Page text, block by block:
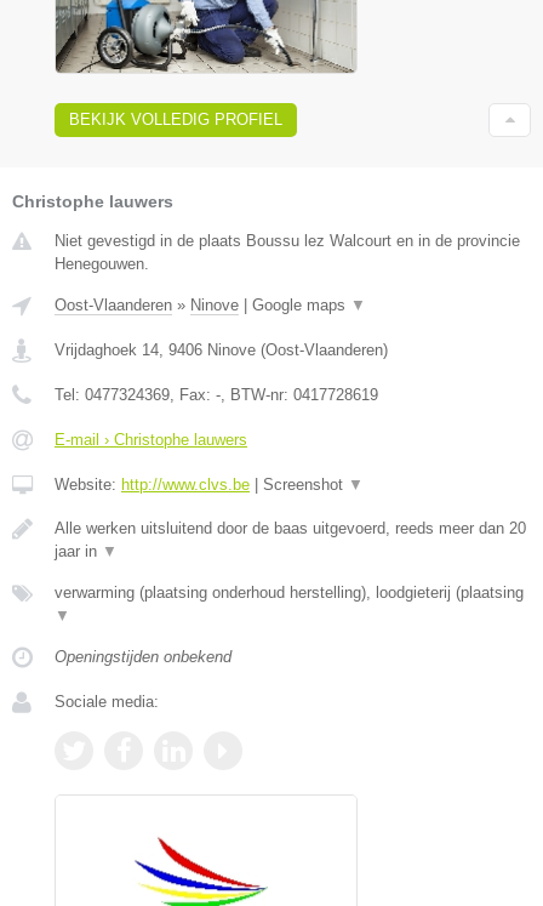
BEKIJK VOLLEDIG PROFIEL
Christophe lauwers
Niet gevestigd in de plaats Boussu lez Walcourt en in de provincie
Henegouwen.
Oost-Vlaanderen » Ninove | Google maps ▼
Vrijdaghoek 14 9406 Ninove (Oost-Vlaanderen)
Tel: 0477324369 , Fax: - , BTW-nr: 0417728619
E-mail › Christophe lauwers
Website: http://www.clvs.be | Screenshot ▼
Alle werken uitsluitend door de baas uitgevoerd, reeds meer dan 20
jaar in ▼
verwarming (plaatsing onderhoud herstelling), loodgieterij (plaatsing
▼
Openingstijden onbekend
Sociale media: